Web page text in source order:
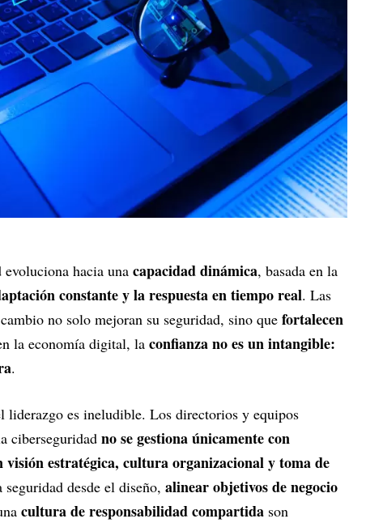
hacia una capacidad dinámica, basada en la
constante y la respuesta en tiempo real. Las
no solo mejoran su seguridad, sino que fortalecen
la economía digital, la confianza no es un intangible:
.
liderazgo es ineludible. Los directorios y equipos
ciberseguridad no se gestiona únicamente con
visión estratégica, cultura organizacional y toma de
desde el diseño, alinear objetivos de negocio
cultura de responsabilidad compartida son